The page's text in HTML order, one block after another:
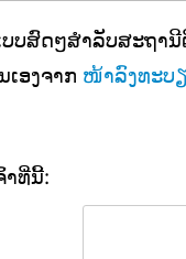
ບບສົດໆສຳລັບສະຖາ
ເອງຈາກ ໜ້າລົງທະບ
າທີ່ນີ້: